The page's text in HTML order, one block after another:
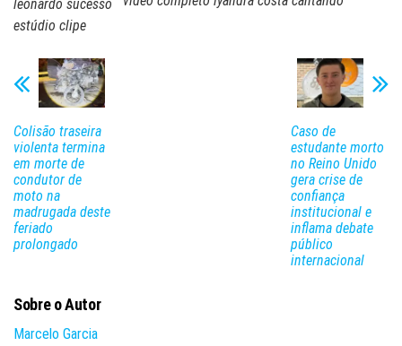
leonardo sucesso
estúdio clipe
Colisão traseira
violenta termina
em morte de
condutor de
moto na
madrugada deste
feriado
prolongado
Caso de
estudante morto
no Reino Unido
gera crise de
confiança
institucional e
inflama debate
público
internacional
Sobre o Autor
Marcelo Garcia